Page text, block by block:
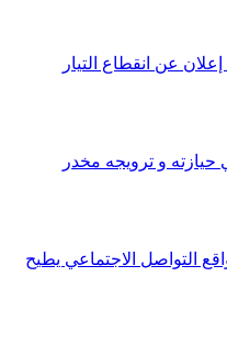
عن انقطاع التيار
و ترويجه مخدر
التواصل الاجتماعي يطيح